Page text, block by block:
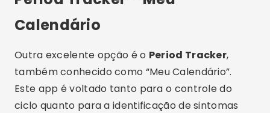
Se você quer baixar agorao app, é só buscar
naplaystore. O uso é gratuito, mas há funções
Ainda assim, mesmo a versão gratuita já oferece
uma base sólida para quem busca umteste de
gravidez pelo celulareficiente.